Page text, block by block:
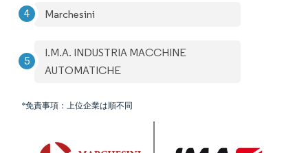
Marchesini
I.M.A. INDUSTRIA MACCHINE
AUTOMATICHE
*免責事項：上位企業は順不同